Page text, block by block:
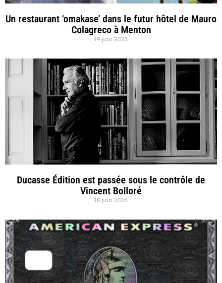
Un restaurant ‘omakase’ dans le futur hôtel de Mauro
Colagreco à Menton
19 juin 2026
Ducasse Édition est passée sous le contrôle de
Vincent Bolloré
18 juin 2026